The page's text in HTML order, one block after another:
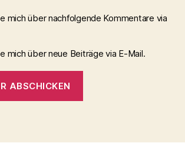
mich über nachfolgende Kommentare via
mich über neue Beiträge via E-Mail.